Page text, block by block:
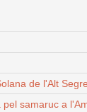
de l'Alt
samaruc a